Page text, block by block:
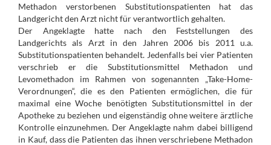
Methadon verstorbenen Substitutionspatienten hat das
Landgericht den Arzt nicht für verantwortlich gehalten.
Der Angeklagte hatte nach den Feststellungen des
Landgerichts als Arzt in den Jahren 2006 bis 2011 u.a.
Substitutionspatienten behandelt. Jedenfalls bei vier Patienten
verschrieb er die Substitutionsmittel Methadon und
Levomethadon im Rahmen von sogenannten „Take-Home-
Verordnungen“, die es den Patienten ermöglichen, die für
maximal eine Woche benötigten Substitutionsmittel in der
Apotheke zu beziehen und eigenständig ohne weitere ärztliche
Kontrolle einzunehmen. Der Angeklagte nahm dabei billigend
in Kauf, dass die Patienten das ihnen verschriebene Methadon